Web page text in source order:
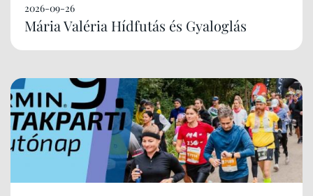
2026-09-26
Mária Valéria Hídfutás és Gyaloglás